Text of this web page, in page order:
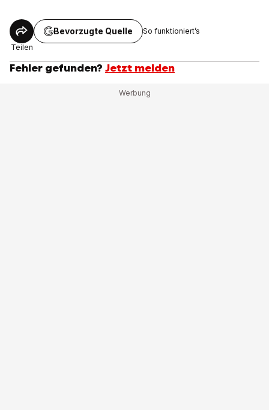
Teilen
Bevorzugte Quelle So funktioniert’s
Fehler gefunden? Jetzt melden